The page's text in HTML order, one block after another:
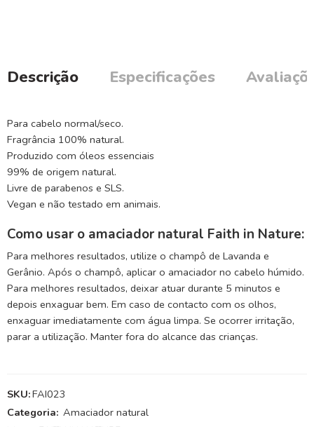
Descrição Especificações
Para cabelo normal/seco.
Fragrância 100% natural.
Produzido com óleos essenciais
99% de origem natural.
Livre de parabenos e SLS.
Vegan e não testado em animais.
Como usar o amaciador natural Faith in Nature:
Para melhores resultados, utilize o champô de Lavanda e
Gerânio. Após o champô, aplicar o amaciador no cabelo húmido.
Para melhores resultados, deixar atuar durante 5 minutos e
depois enxaguar bem. Em caso de contacto com os olhos,
enxaguar imediatamente com água limpa. Se ocorrer irritação,
parar a utilização. Manter fora do alcance das crianças.
SKU:FAI023
Categoria: Amaciador natural